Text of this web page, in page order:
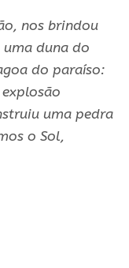
nos brindou
uma duna do
do paraíso:
uma pedra
o Sol,